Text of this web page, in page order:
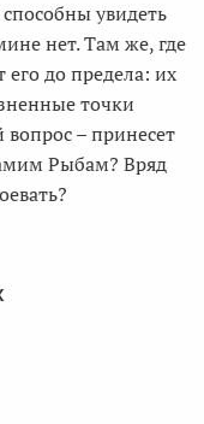
увидеть
нет. Там же, где
его до предела: их
точки
– принесет
Рыбам? Вряд